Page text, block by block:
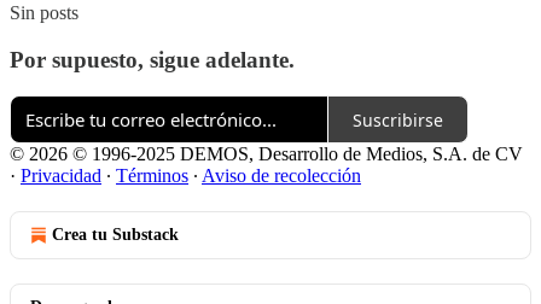
Sin posts
Por supuesto, sigue adelante.
Suscribirse
© 2026 © 1996-2025 DEMOS, Desarrollo de Medios, S.A. de CV
· Privacidad ∙ Términos ∙ Aviso de recolección
Crea tu Substack